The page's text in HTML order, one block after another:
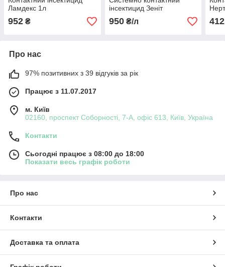
Ламдекс 1л
952 ₴
інсектицид Зеніт
950₴/л 412
Про нас
97% позитивних з 39 відгуків за рік
Працює з 11.07.2017
м. Київ
02160, проспект Соборності, 7-А, офіс 613, Київ, Україна
Контакти
Сьогодні працює з 08:00 до 18:00
Показати весь графік роботи
Про нас
Контакти
Доставка та оплата